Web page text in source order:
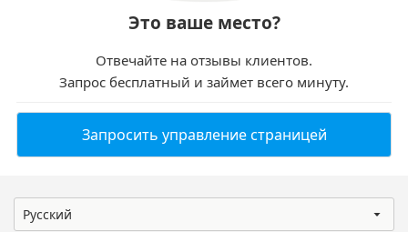
Это ваше место?
Отвечайте на отзывы клиентов.
Запрос бесплатный и займет всего минуту.
Запросить управление страницей
Русский